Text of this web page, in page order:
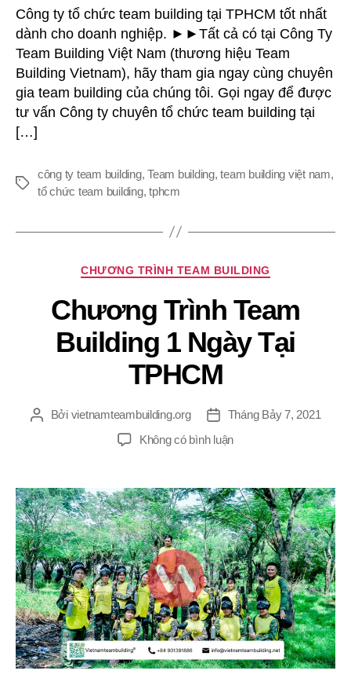
Công ty tổ chức team building tại TPHCM tốt nhất
dành cho doanh nghiệp. ►►Tất cả có tại Công Ty
Team Building Việt Nam (thương hiệu Team
Building Vietnam), hãy tham gia ngay cùng chuyên
gia team building của chúng tôi. Gọi ngay để được
tư vấn Công ty chuyên tổ chức team building tại
[…]
Thẻ
công ty team building,Team building,team building việt nam,
tổ chức team building,tphcm
Chuyên
CHƯƠNG TRÌNH TEAM BUILDING
Chương Trình Team
Building 1 Ngày Tại
TPHCM
TácBởi vietnamteambuilding.org
Ngày
đăng
Tháng Bảy 7, 2021
Không có bình luậnở
Team
Building
1
Ngày
Tại
TPHCM